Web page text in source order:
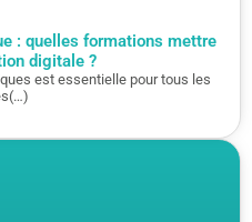
: quelles formations mettre
digitale ?
est essentielle pour tous les